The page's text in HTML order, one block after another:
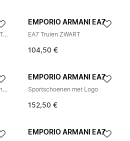
Modal-Blend Metallic Logo T-Shirt
EMPORIO ARMANI EA7
EA7 Truien ZWART
104,50 €
Geïsoleerd Vest met Opstaande Kraag
EMPORIO ARMANI EA7
Sportschoenen met Logo
152,50 €
EMPORIO ARMANI EA7